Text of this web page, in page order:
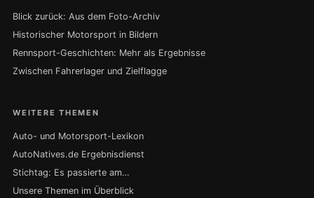
Blick zurück: Aus dem Foto-Archiv
Historischer Motorsport in Bildern
Rennsport-Geschichten: Mehr als Ergebnisse
Zwischen Fahrerlager und Zielflagge
WEITERE THEMEN
Auto- und Motorsport-Lexikon
AutoNatives.de Ergebnisdienst
Stichtag: Es passierte am…
Unsere Themen im Überblick